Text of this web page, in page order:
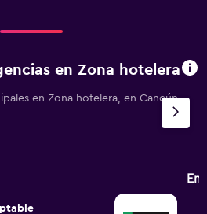
en Zona hotelera
en Zona hotelera, en Cancún